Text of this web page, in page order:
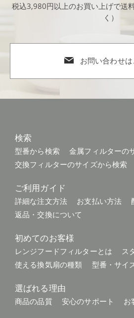
税込3,980円以上のお買い上げで送
く）
お問い合わせは
検索
型番から検索
金属フィルターの
交換フィルターのサイズから検索
ご利用ガイド
詳細な注文方法 お支払い方法
返品・交換について
初めてのお客様
レンジフードフィルターとは
ス
使える換気扇の種類
型番・サイ
選ばれる理由
商品の品質 安心のサポート お